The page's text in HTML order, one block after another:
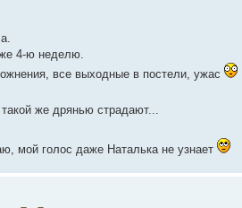
4-ю неделю.
все выходные в постели, ужас
же дрянью страдают...
мой голос даже Наталька не узнает